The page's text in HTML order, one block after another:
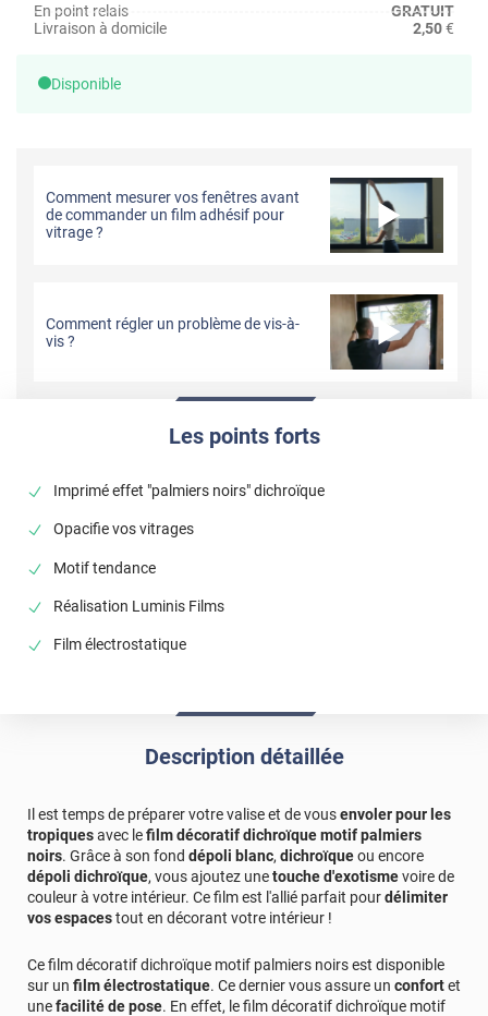
En point relais
GRATUIT
Livraison à domicile
2,50€
Disponible
Comment mesurer vos fenêtres avant
de commander un film adhésif pour
vitrage ?
Comment régler un problème de vis-à-
vis ?
Les points forts
Imprimé effet "palmiers noirs" dichroïque
Opacifie vos vitrages
Motif tendance
Réalisation Luminis Films
Film électrostatique
Description détaillée
Il est temps de préparer votre valise et de vousenvoler pour les
tropiquesavec lefilm décoratif dichroïque motif palmiers
noirs. Grâce à son fond dépoli blanc, dichroïqueou encore
dépoli dichroïque, vous ajoutez unetouche d'exotismevoire de
couleur à votre intérieur. Ce film est l'allié parfait pourdélimiter
vos espacestout en décorant votre intérieur !
Ce film décoratif dichroïque motif palmiers noirs est disponible
sur un film électrostatique. Ce dernier vous assure un confortet
unefacilité de pose. En effet, le film décoratif dichroïque motif